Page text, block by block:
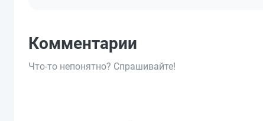
Комментарии
Что-то непонятно? Спрашивайте!